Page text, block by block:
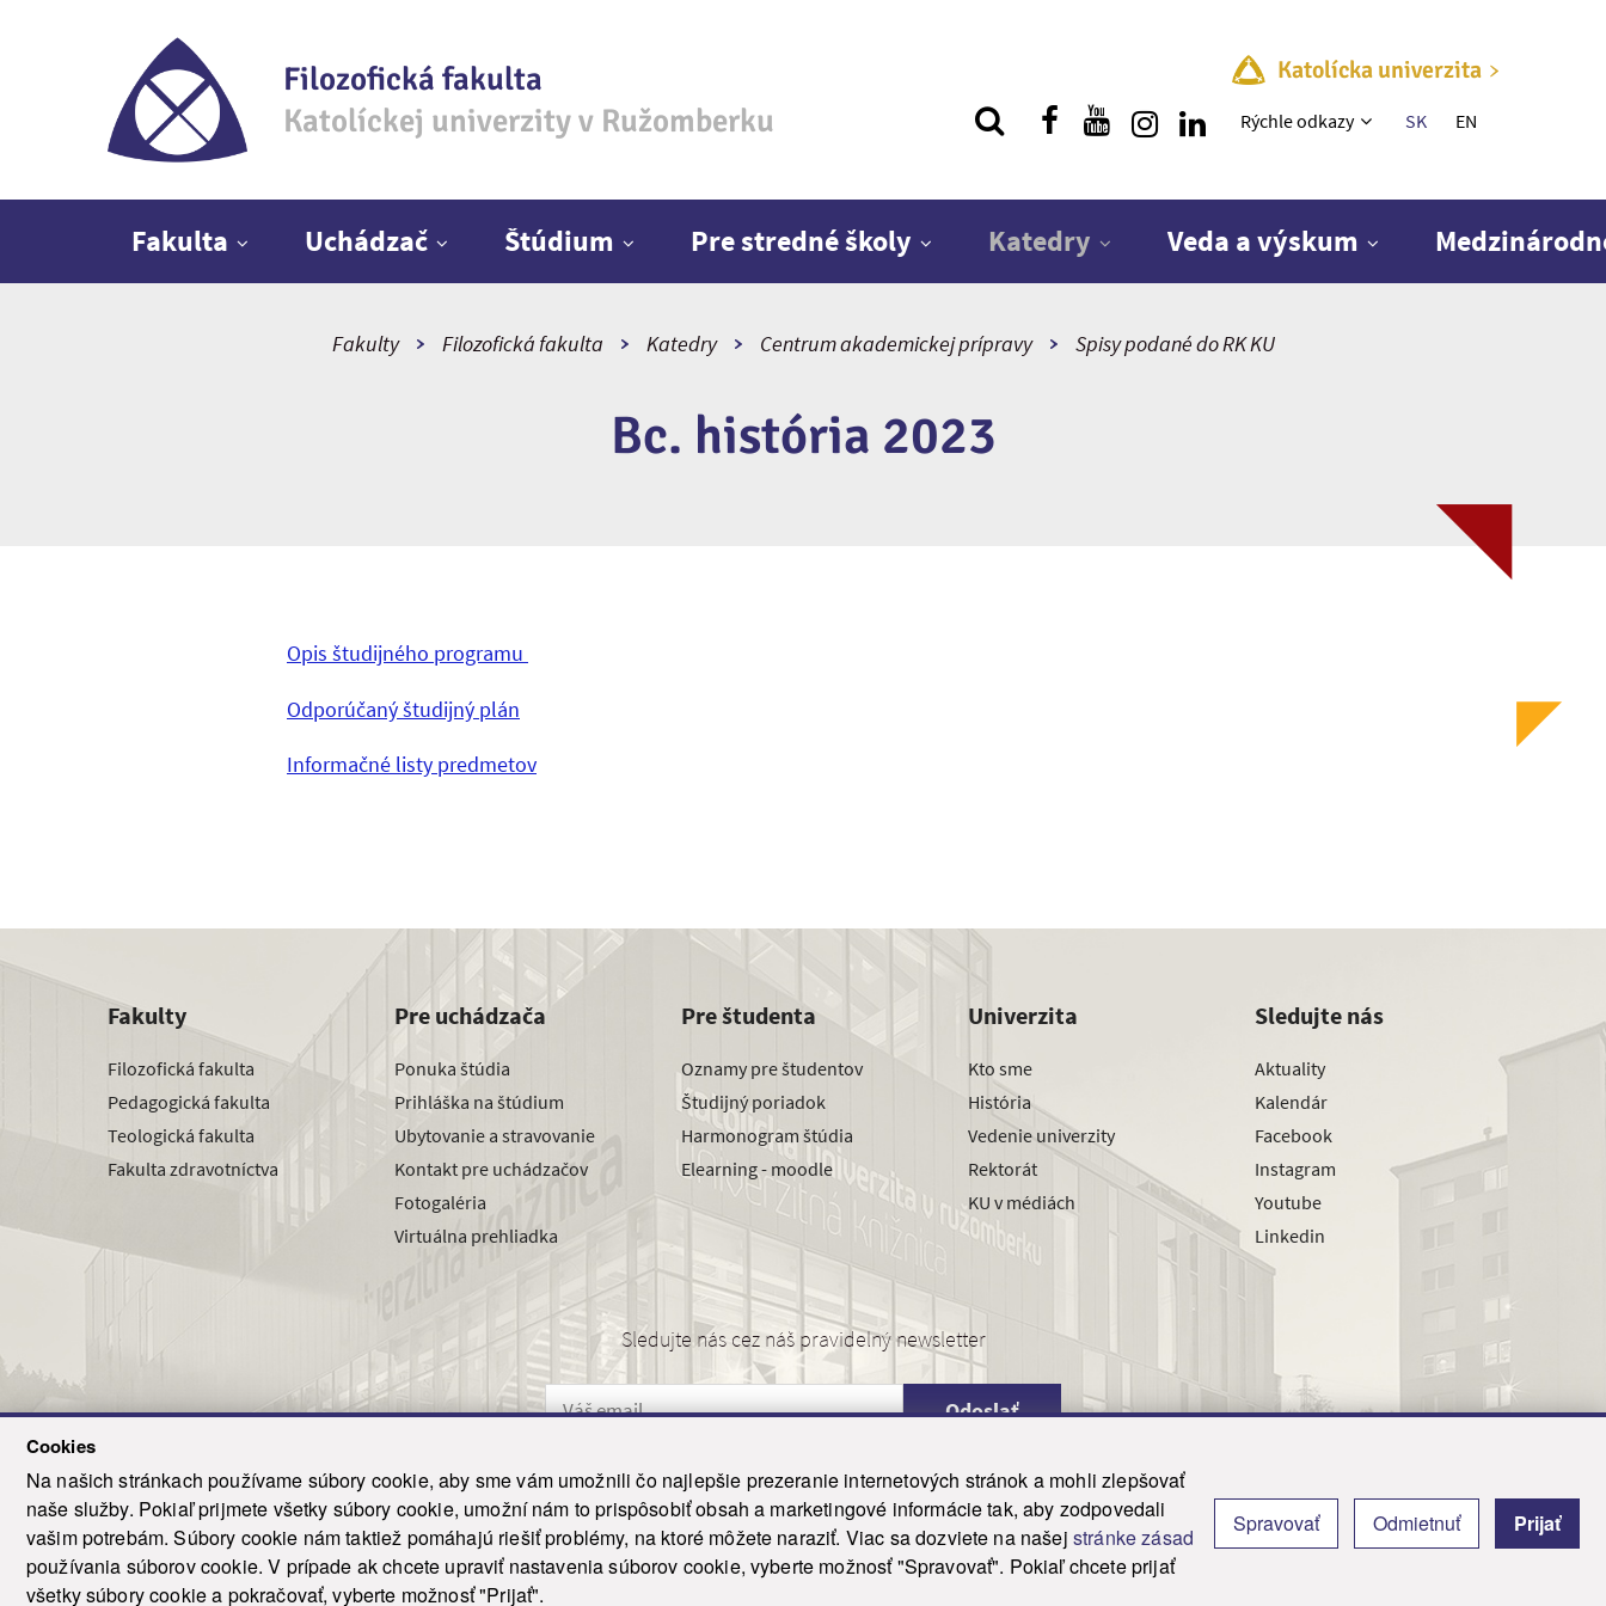
Cookies
Na našich stránkach používame súbory cookie, aby sme vám umožnili čo najlepšie prezeranie internetových stránok a mohli zlepšovať
naše služby. Pokiaľ prijmete všetky súbory cookie, umožní nám to prispôsobiť obsah a marketingové informácie tak, aby zodpovedali
vašim potrebám. Súbory cookie nám taktiež pomáhajú riešiť problémy, na ktoré môžete naraziť. Viac sa dozviete na našej stránke zásad
používania súborov cookie. V prípade ak chcete upraviť nastavenia súborov cookie, vyberte možnosť "Spravovať". Pokiaľ chcete prijať
všetky súbory cookie a pokračovať, vyberte možnosť "Prijať".
Spravovať Odmietnuť Prijať
Filozofická fakulta
Katolíckej univerzity v Ružomberku
Katolícka univerzita
Rýchle menu
Rýchle odkazy SK EN
Fakulta Uchádzač Štúdium Pre stredné školy Katedry Veda a výskum
Fakulty Filozofická fakulta Katedry Centrum akademickej prípravy Spisy podané do RK KU
Bc. história 2023
Opis študijného programu
Odporúčaný študijný plán
Informačné listy predmetov
Fakulty
Filozofická fakulta
Pedagogická fakulta
Teologická fakulta
Fakulta zdravotníctva
Pre uchádzača
Ponuka štúdia
Prihláška na štúdium
Ubytovanie a stravovanie
Kontakt pre uchádzačov
Fotogaléria
Virtuálna prehliadka
Pre študenta
Oznamy pre študentov
Študijný poriadok
Harmonogram štúdia
Elearning - moodle
Univerzita
Kto sme
História
Vedenie univerzity
Rektorát
KU v médiách
Sledujte nás
Aktuality
Kalendár
Facebook
Instagram
Youtube
Linkedin
Sledujte nás cez náš pravidelný newsletter
Odoslať
© 2021-2026 ku.sk. Všetky práva vyhradené. | Ochrana osobných údajov | Vyhlásenie o prístupnosti | Admin
This site is protected by reCAPTCHA and the Google Privacy Policy and Terms of Service
apply.
Tvorba stránky WebCreators.sk | Webhosting HostCreators